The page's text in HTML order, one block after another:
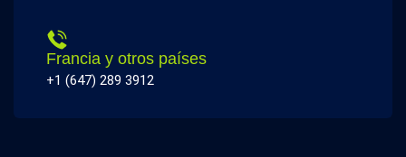
Francia y otros países
+1 (647) 289 3912